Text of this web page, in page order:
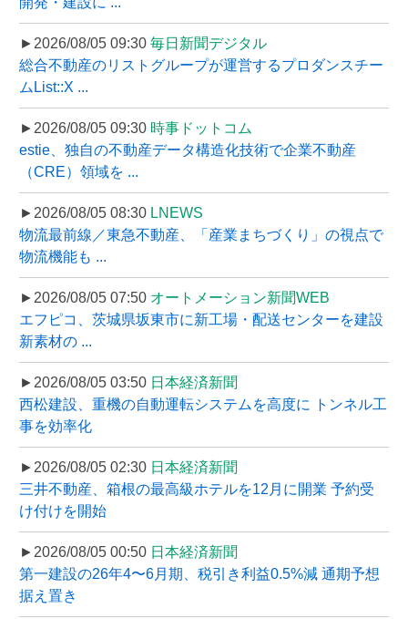
►2026/08/05 09:30 毎日新聞デジタル
総合不動産のリストグループが運営するプロダンスチー
ムList::X ...
►2026/08/05 09:30 時事ドットコム
estie、独自の不動産データ構造化技術で企業不動産
（CRE）領域を ...
►2026/08/05 08:30 LNEWS
物流最前線／東急不動産、「産業まちづくり」の視点で
物流機能も ...
►2026/08/05 07:50 オートメーション新聞WEB
エフピコ、茨城県坂東市に新工場・配送センターを建設
新素材の ...
►2026/08/05 03:50 日本経済新聞
西松建設、重機の自動運転システムを高度に トンネル工
事を効率化
►2026/08/05 02:30 日本経済新聞
三井不動産、箱根の最高級ホテルを12月に開業 予約受
け付けを開始
►2026/08/05 00:50 日本経済新聞
第一建設の26年4〜6月期、税引き利益0.5%減 通期予想
据え置き